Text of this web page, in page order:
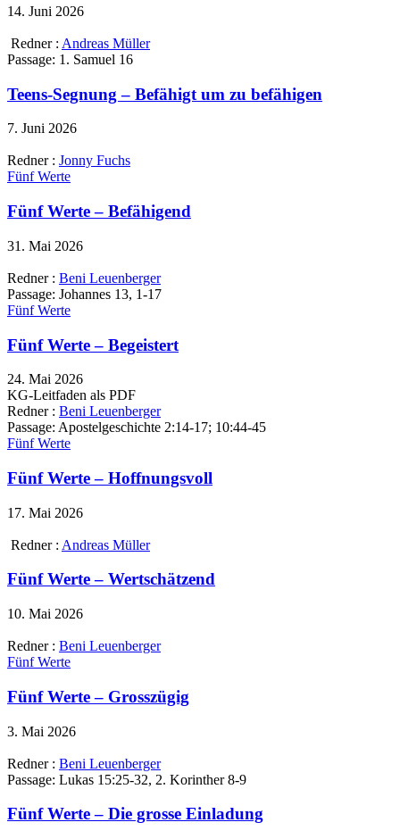
14. Juni 2026
Redner : Andreas Müller
Passage: 1. Samuel 16
Teens-Segnung – Befähigt um zu befähigen
7. Juni 2026
Redner : Jonny Fuchs
Fünf Werte
Fünf Werte – Befähigend
31. Mai 2026
Redner : Beni Leuenberger
Passage: Johannes 13, 1-17
Fünf Werte
Fünf Werte – Begeistert
24. Mai 2026
KG-Leitfaden als PDF
Redner : Beni Leuenberger
Passage: Apostelgeschichte 2:14-17; 10:44-45
Fünf Werte
Fünf Werte – Hoffnungsvoll
17. Mai 2026
Redner : Andreas Müller
Fünf Werte – Wertschätzend
10. Mai 2026
Redner : Beni Leuenberger
Fünf Werte
Fünf Werte – Grosszügig
3. Mai 2026
Redner : Beni Leuenberger
Passage: Lukas 15:25-32, 2. Korinther 8-9
Fünf Werte – Die grosse Einladung